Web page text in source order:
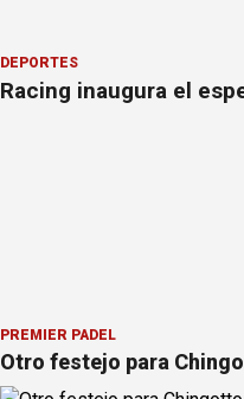
DEPORTES
Racing inaugura el
PREMIER PÁDEL
Otro festejo para